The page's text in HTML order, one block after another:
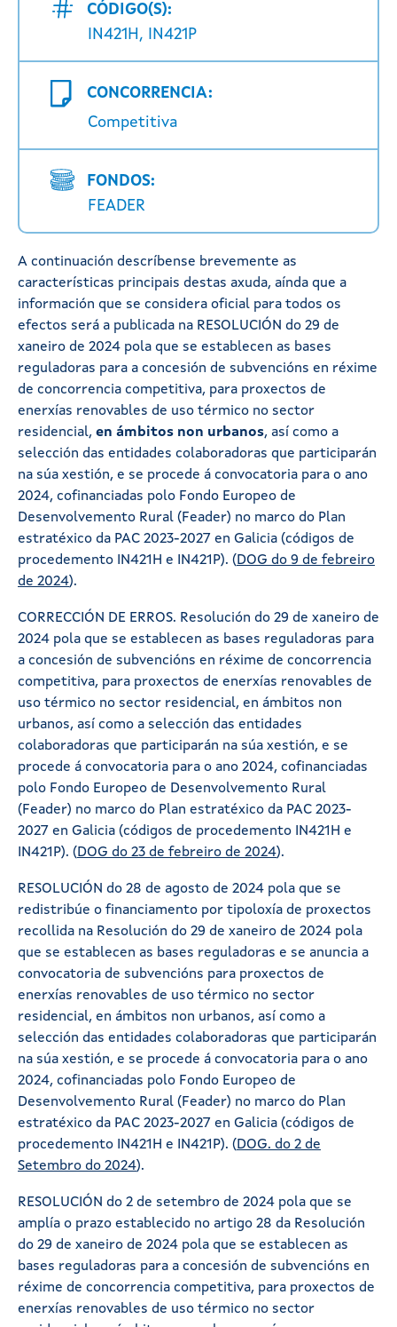
CÓDIGO(S):
IN421H, IN421P
CONCORRENCIA:
Competitiva
FONDOS:
FEADER
A continuación descríbense brevemente as
características principais destas axuda, aínda que a
información que se considera oficial para todos os
efectos será a publicada na RESOLUCIÓN do 29 de
xaneiro de 2024 pola que se establecen as bases
reguladoras para a concesión de subvencións en réxime
de concorrencia competitiva, para proxectos de
enerxías renovables de uso térmico no sector
residencial, en ámbitos non urbanos, así como a
selección das entidades colaboradoras que participarán
na súa xestión, e se procede á convocatoria para o ano
2024, cofinanciadas polo Fondo Europeo de
Desenvolvemento Rural (Feader) no marco do Plan
estratéxico da PAC 2023-2027 en Galicia (códigos de
procedemento IN421H e IN421P). ( DOG do 9 de febreiro
de 2024).
CORRECCIÓN DE ERROS. Resolución do 29 de xaneiro de
2024 pola que se establecen as bases reguladoras para
a concesión de subvencións en réxime de concorrencia
competitiva, para proxectos de enerxías renovables de
uso térmico no sector residencial, en ámbitos non
urbanos, así como a selección das entidades
colaboradoras que participarán na súa xestión, e se
procede á convocatoria para o ano 2024, cofinanciadas
polo Fondo Europeo de Desenvolvemento Rural
(Feader) no marco do Plan estratéxico da PAC 2023-
2027 en Galicia (códigos de procedemento IN421H e
IN421P). ( DOG do 23 de febreiro de 2024).
RESOLUCIÓN do 28 de agosto de 2024 pola que se
redistribúe o financiamento por tipoloxía de proxectos
recollida na Resolución do 29 de xaneiro de 2024 pola
que se establecen as bases reguladoras e se anuncia a
convocatoria de subvencións para proxectos de
enerxías renovables de uso térmico no sector
residencial, en ámbitos non urbanos, así como a
selección das entidades colaboradoras que participarán
na súa xestión, e se procede á convocatoria para o ano
2024, cofinanciadas polo Fondo Europeo de
Desenvolvemento Rural (Feader) no marco do Plan
estratéxico da PAC 2023-2027 en Galicia (códigos de
procedemento IN421H e IN421P). ( DOG. do 2 de
Setembro do 2024).
RESOLUCIÓN do 2 de setembro de 2024 pola que se
amplía o prazo establecido no artigo 28 da Resolución
do 29 de xaneiro de 2024 pola que se establecen as
bases reguladoras para a concesión de subvencións en
réxime de concorrencia competitiva, para proxectos de
enerxías renovables de uso térmico no sector